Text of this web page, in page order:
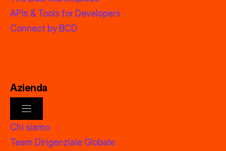
APIs & Tools for Developers
Connect by BCD
Azienda
Chi siamo
Team Dirigenziale Globale